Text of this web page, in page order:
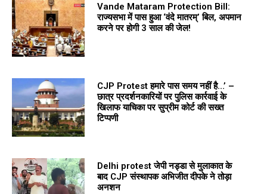
Vande Mataram Protection Bill:
राज्यसभा में पास हुआ ‘वंदे मातरम्’ बिल, अपमान
करने पर होगी 3 साल की जेल!
CJP Protest हमारे पास समय नहीं है…’ –
छात्र प्रदर्शनकारियों पर पुलिस कार्रवाई के
खिलाफ याचिका पर सुप्रीम कोर्ट की सख्त
टिप्पणी
Delhi protest जेपी नड्डा से मुलाकात के
बाद CJP संस्थापक अभिजीत दीपके ने तोड़ा
अनशन